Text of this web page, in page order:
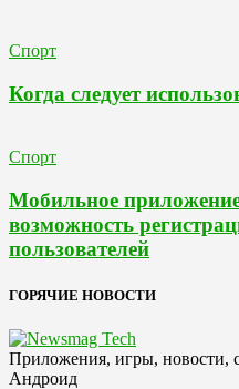
Спорт
Когда следует
Спорт
Мобильное
возможность
пользователей
ГОРЯЧИЕ НОВОСТИ
Приложения, игры, новости,
Андроид